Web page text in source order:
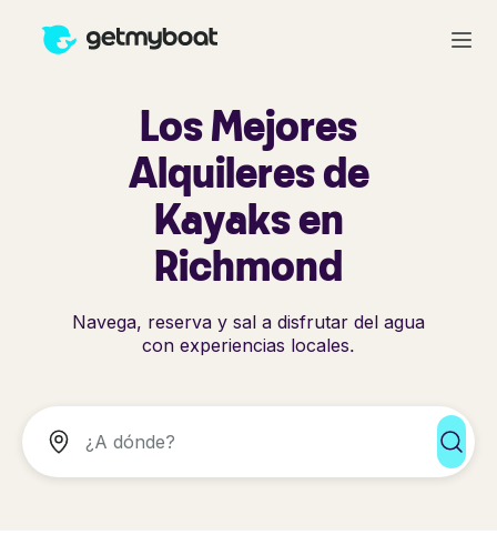
Los Mejores
Alquileres de
Kayaks en
Richmond
Navega, reserva y sal a disfrutar del agua
con experiencias locales.